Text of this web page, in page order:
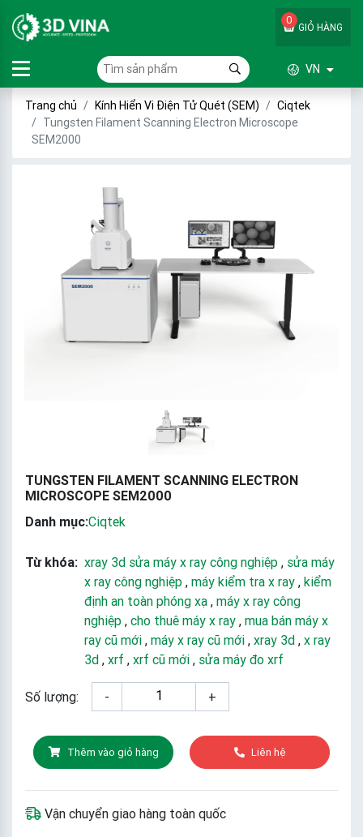
GIỎ HÀNG
0
VN
Trang chủ Kính Hiển Vi Điện Tử Quét (SEM)
Ciqtek
Tungsten Filament Scanning Electron Microscope
SEM2000
TUNGSTEN FILAMENT SCANNING ELECTRON
MICROSCOPE SEM2000
Danh mục:Ciqtek
Từ khóa: xray 3d sửa máy x ray công nghiệp , sửa máy
x ray công nghiệp , máy kiểm tra x ray , kiểm
định an toàn phóng xạ , máy x ray công
nghiệp , cho thuê máy x ray , mua bán máy x
ray cũ mới , máy x ray cũ mới , xray 3d , x ray
3d , xrf , xrf cũ mới , sửa máy đo xrf
Số lượng: - +
Thêm vào giỏ hàng Liên hệ
Vận chuyển giao hàng toàn quốc